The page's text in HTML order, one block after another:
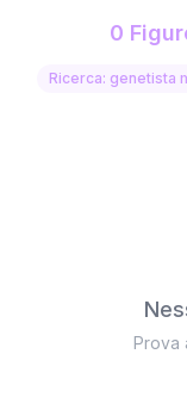
0
Ricerca: genetista
Prova